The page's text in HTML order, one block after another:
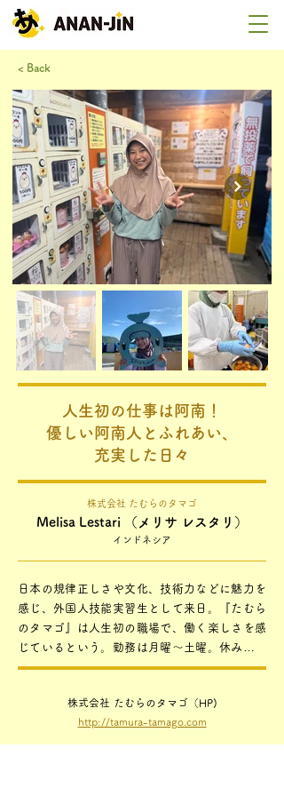
< Back
人生初の仕事は阿南！
優しい阿南人とふれあい、
充実した日々
株式会社 たむらのタマゴ
Melisa Lestari （メリサ レスタリ）
インドネシア
日本の規律正しさや文化、技術力などに魅力を
感じ、外国人技能実習生として来日。『たむら
のタマゴ』は人生初の職場で、働く楽しさを感
じているという。勤務は月曜～土曜。休みの日
は日本語教室に通い、知らない言葉に出会う
「日本の文化が大好きで、特に日本の祭りや花
火大会、波踊りが好き。阿南に来てからは、日
本語教室の仲間と一緒に眉山や室戸岬の水族館
株式会社 たむらのタマゴ（HP)
http://tamura-tamago.com